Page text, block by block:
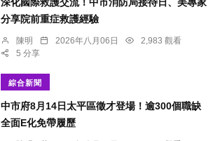
深化國際救護交流！中市消防局接待日、美專家
分享院前重症救護經驗
陳明 2026年八月06日
2,983 觀看
5 分享
綜合新聞
中市府8月14日太平區徵才登場！逾300個職缺
全面E化免帶履歷